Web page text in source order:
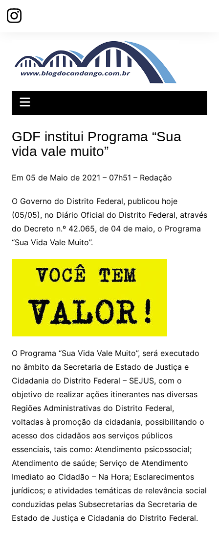
para
GDF institui Programa “Sua
vida vale muito”
Em 05 de Maio de 2021 – 07h51 – Redação
O Governo do Distrito Federal, publicou hoje
(05/05), no Diário Oficial do Distrito Federal, através
do Decreto n.º 42.065, de 04 de maio, o Programa
“Sua Vida Vale Muito”.
O Programa “Sua Vida Vale Muito”, será executado
no âmbito da Secretaria de Estado de Justiça e
Cidadania do Distrito Federal – SEJUS, com o
objetivo de realizar ações itinerantes nas diversas
Regiões Administrativas do Distrito Federal,
voltadas à promoção da cidadania, possibilitando o
acesso dos cidadãos aos serviços públicos
essenciais, tais como: Atendimento psicossocial;
Atendimento de saúde; Serviço de Atendimento
Imediato ao Cidadão – Na Hora; Esclarecimentos
jurídicos; e atividades temáticas de relevância social
conduzidas pelas Subsecretarias da Secretaria de
Estado de Justiça e Cidadania do Distrito Federal.